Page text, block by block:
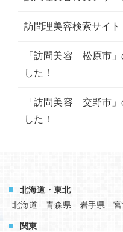
訪問理美容検索サイ
「訪問美容 松原市
した！
「訪問美容 交野市
した！
北海道・東北
北海道
青森県 岩手県
関東